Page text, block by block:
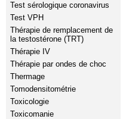
Test sérologique coronavirus
Test VPH
Thérapie de remplacement de
la testostérone (TRT)
Thérapie IV
Thérapie par ondes de choc
Thermage
Tomodensitométrie
Toxicologie
Toxicomanie